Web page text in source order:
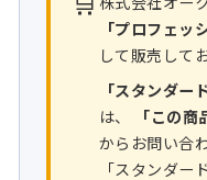
「プロフェッ
して販売して
「スタンダー
は、
「この
からお問い合
「スタンダー